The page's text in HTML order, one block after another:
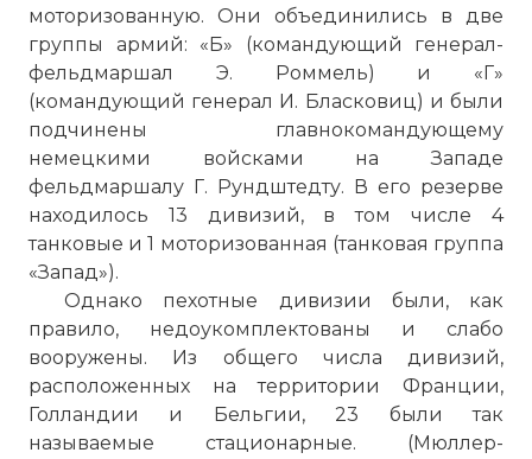
моторизованную. Они объединились в две
группы армий: «Б» (командующий генерал-
фельдмаршал Э. Роммель) и «Г»
(командующий генерал И. Бласковиц) и были
подчинены главнокомандующему
немецкими войсками на Западе
фельдмаршалу Г. Рундштедту. В его резерве
находилось 13 дивизий, в том числе 4
танковые и 1 моторизованная (танковая группа
«Запад»).
Однако пехотные дивизии были, как
правило, недоукомплектованы и слабо
вооружены. Из общего числа дивизий,
расположенных на территории Франции,
Голландии и Бельгии, 23 были так
называемые стационарные. (Мюллер-